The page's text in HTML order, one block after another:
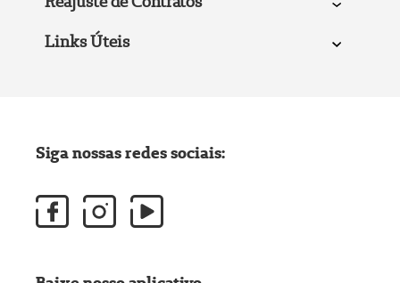
Links Úteis
Siga nossas redes sociais: